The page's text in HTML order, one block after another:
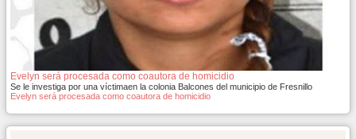
Evelyn será procesada como coautora de homicidio
Se le investiga por una víctimaen la colonia Balcones del municipio de Fresnillo
Evelyn será procesada como coautora de homicidio